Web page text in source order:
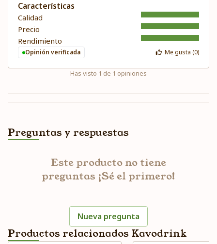
Características
Calidad
Precio
Rendimiento
Opinión verificada Me gusta (0)
Has visto 1 de 1 opiniones
Preguntas y respuestas
Este producto no tiene
preguntas ¡Sé el primero!
Nueva pregunta
Productos relacionados Kavodrink